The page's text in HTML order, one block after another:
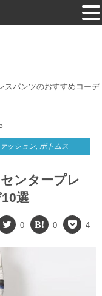
スパンツのおすすめコーデ
ッション, ボトムス
ンタープレ
選
0 0 4